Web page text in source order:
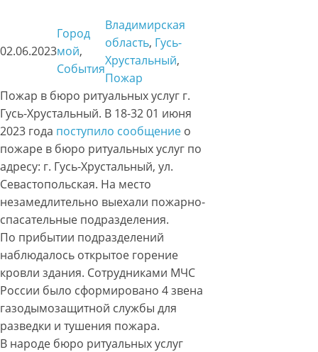
02.06.2023
Город
мой
События
Владимирская
область, Гусь-
Хрустальный
Пожар
Пожар в бюро ритуальных услуг г.
Гусь-Хрустальный. В 18-32 01 июня
2023 года поступило сообщение о
пожаре в бюро ритуальных услуг по
адресу: г. Гусь-Хрустальный, ул.
Севастопольская. На место
незамедлительно выехали пожарно-
спасательные подразделения.
По прибытии подразделений
наблюдалось открытое горение
кровли здания. Сотрудниками МЧС
России было сформировано 4 звена
газодымозащитной службы для
разведки и тушения пожара.
В народе бюро ритуальных услуг